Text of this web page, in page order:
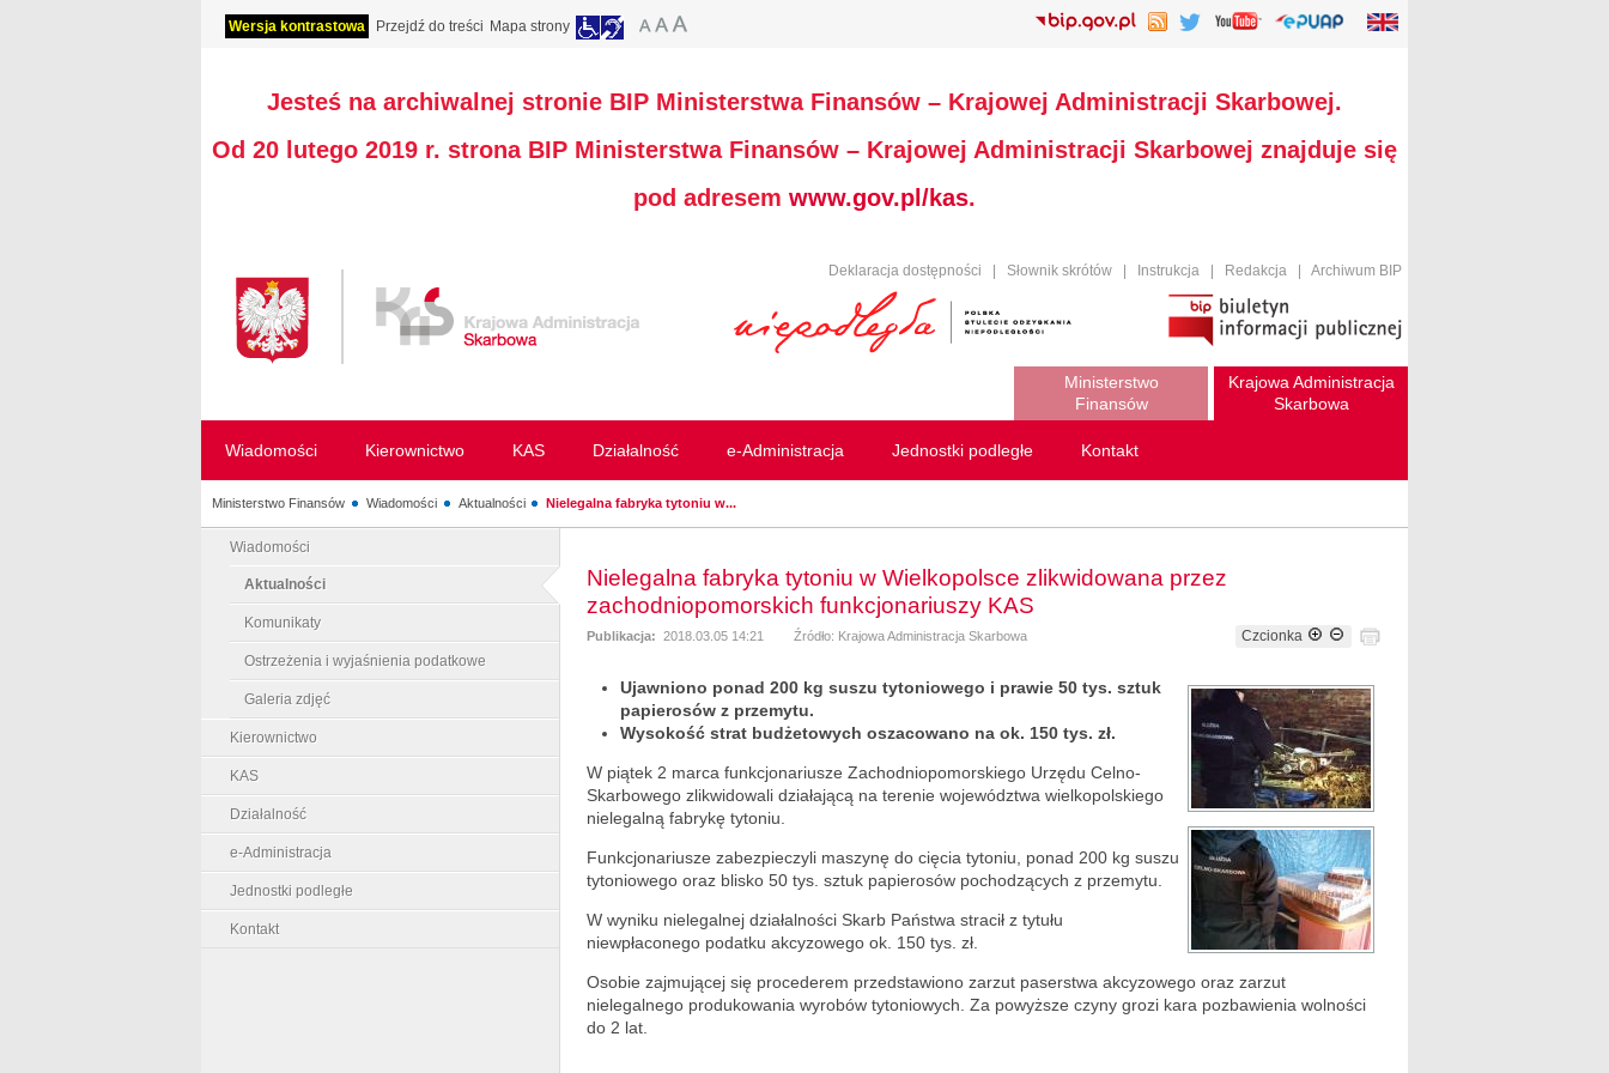
Wersja kontrastowa Przejdź do treści Mapa strony
Jesteś na archiwalnej stronie BIP Ministerstwa Finansów – Krajowej Administracji Skarbowej.
Od 20 lutego 2019 r. strona BIP Ministerstwa Finansów – Krajowej Administracji Skarbowej znajduje się
pod adresem www.gov.pl/kas.
Deklaracja dostępności Słownik skrótów Instrukcja Redakcja Archiwum BIP
Ministerstwo
Finansów
Krajowa Administracja
Skarbowa
Wiadomości Kierownictwo KAS Działalność e-Administracja Jednostki podległe Kontakt
Ministerstwo Finansów Wiadomości Aktualności Nielegalna fabryka tytoniu w...
Wiadomości
Aktualności
Komunikaty
Ostrzeżenia i wyjaśnienia podatkowe
Galeria zdjęć
Kierownictwo
KAS
Działalność
e-Administracja
Jednostki podległe
Kontakt
Nielegalna fabryka tytoniu w Wielkopolsce zlikwidowana przez
zachodniopomorskich funkcjonariuszy KAS
Publikacja: 2018.03.05 14:21 Źródło: Krajowa Administracja Skarbowa Czcionka
Ujawniono ponad 200 kg suszu tytoniowego i prawie 50 tys. sztuk
papierosów z przemytu.
Wysokość strat budżetowych oszacowano na ok. 150 tys. zł.
W piątek 2 marca funkcjonariusze Zachodniopomorskiego Urzędu Celno-
Skarbowego zlikwidowali działającą na terenie województwa wielkopolskiego
nielegalną fabrykę tytoniu.
Funkcjonariusze zabezpieczyli maszynę do cięcia tytoniu, ponad 200 kg suszu
tytoniowego oraz blisko 50 tys. sztuk papierosów pochodzących z przemytu.
W wyniku nielegalnej działalności Skarb Państwa stracił z tytułu
niewpłaconego podatku akcyzowego ok. 150 tys. zł.
Osobie zajmującej się procederem przedstawiono zarzut paserstwa akcyzowego oraz zarzut
nielegalnego produkowania wyrobów tytoniowych. Za powyższe czyny grozi kara pozbawienia wolności
do 2 lat.